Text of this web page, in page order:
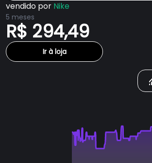
vendido por Nike
5 meses
R$ 294,49
Ir à loja